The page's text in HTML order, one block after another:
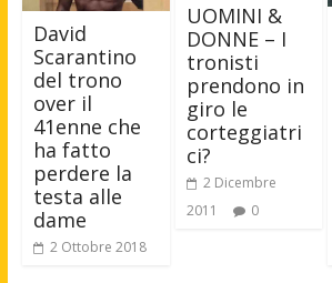
David
Scarantino
del trono
over il
41enne che
ha fatto
perdere la
testa alle
dame
2 Ottobre 2018
UOMINI &
DONNE – I
tronisti
prendono in
giro le
corteggiatri
ci?
2 Dicembre
2011
0